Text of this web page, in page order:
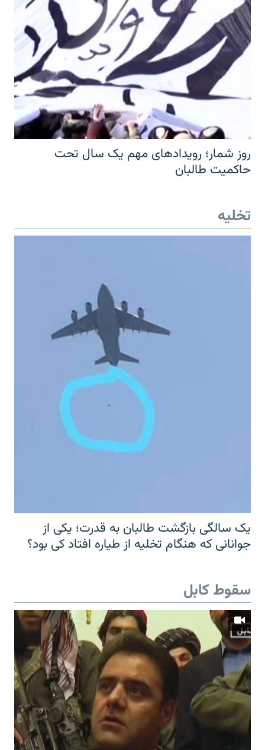
روز شمار؛ رویدادهای مهم یک سال تحت
حاکمیت طالبان
تخلیه
یک سالگی بازگشت طالبان به قدرت؛ یکی از
جوانانی که هنگام تخلیه از طیاره افتاد کی بود؟
سقوط کابل